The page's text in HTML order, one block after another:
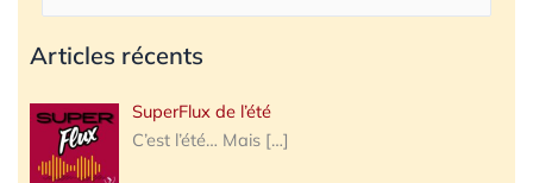
Articles récents
SuperFlux de l’été
C’est l’été… Mais […]